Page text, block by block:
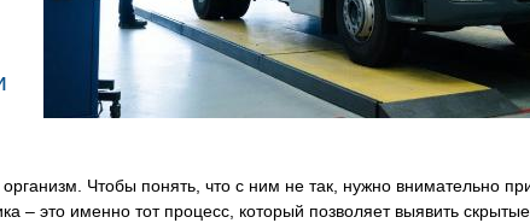
организм. Чтобы понять, что с ним не так, нужно внимательно
– это именно тот процесс, который позволяет выявить